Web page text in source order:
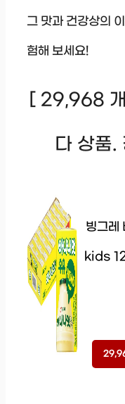
그 맛과 건강상의
험해 보세요!
[ 29,968
다 상품.
빙그레
kids